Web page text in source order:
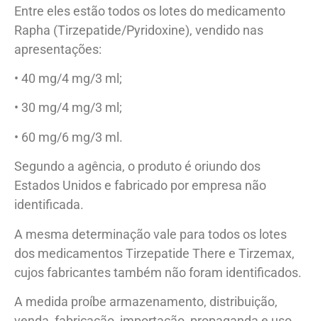
Entre eles estão todos os lotes do medicamento
Rapha (Tirzepatide/Pyridoxine), vendido nas
apresentações:
• 40 mg/4 mg/3 ml;
• 30 mg/4 mg/3 ml;
• 60 mg/6 mg/3 ml.
Segundo a agência, o produto é oriundo dos
Estados Unidos e fabricado por empresa não
identificada.
A mesma determinação vale para todos os lotes
dos medicamentos Tirzepatide There e Tirzemax,
cujos fabricantes também não foram identificados.
A medida proíbe armazenamento, distribuição,